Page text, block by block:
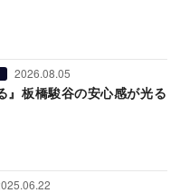
2026.08.05
』板橋駿谷の安心感が光る